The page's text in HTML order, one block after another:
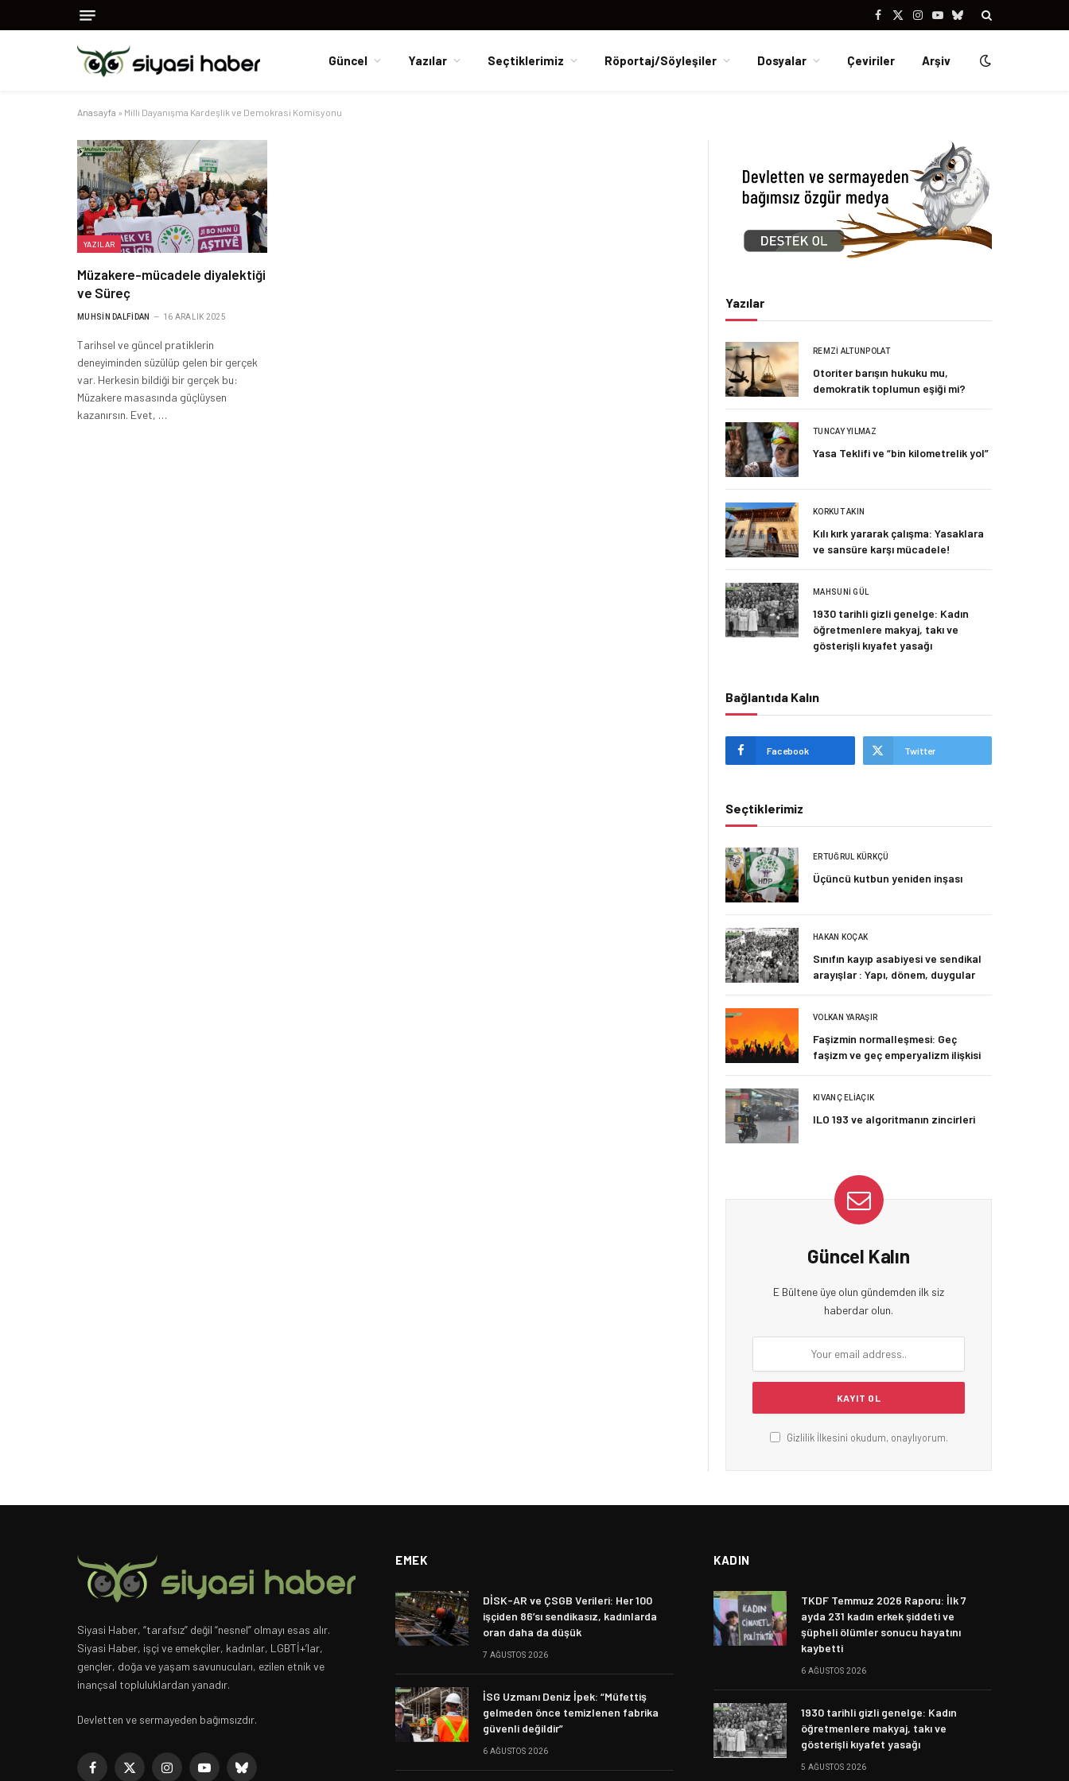
Facebook
X
Instagram
YouTubeBluesky
Güncel Yazılar Seçtiklerimiz Röportaj/Söyleşiler Dosyalar Çeviriler Arşiv
Anasayfa » Milli Dayanışma Kardeşlik ve Demokrasi Komisyonu
YAZILAR
Müzakere-mücadele diyalektiği
ve Süreç
MUHSIN DALFIDAN 16 ARALIK 2025
Tarihsel ve güncel pratiklerin
deneyiminden süzülüp gelen bir gerçek
var. Herkesin bildiği bir gerçek bu:
Müzakere masasında güçlüysen
kazanırsın. Evet, …
Yazılar
REMZI ALTUNPOLAT
Otoriter barışın hukuku mu,
demokratik toplumun eşiği mi?
TUNCAY YILMAZ
Yasa Teklifi ve “bin kilometrelik yol”
KORKUT AKIN
Kılı kırk yararak çalışma: Yasaklara
ve sansüre karşı mücadele!
MAHSUNI GÜL
1930 tarihli gizli genelge: Kadın
öğretmenlere makyaj, takı ve
gösterişli kıyafet yasağı
Bağlantıda Kalın
Facebook Twitter
Seçtiklerimiz
ERTUĞRUL KÜRKÇÜ
Üçüncü kutbun yeniden inşası
HAKAN KOÇAK
Sınıfın kayıp asabiyesi ve sendikal
arayışlar : Yapı, dönem, duygular
VOLKAN YARAŞIR
Faşizmin normalleşmesi: Geç
faşizm ve geç emperyalizm ilişkisi
KIVANÇ ELIAÇIK
ILO 193 ve algoritmanın zincirleri
Güncel Kalın
E Bültene üye olun gündemden ilk siz
haberdar olun.
Gizlilik İlkesini okudum, onaylıyorum.
Siyasi Haber, “tarafsız” değil “nesnel” olmayı esas alır.
Siyasi Haber, işçi ve emekçiler, kadınlar, LGBTİ+’lar,
gençler, doğa ve yaşam savunucuları, ezilen etnik ve
inançsal topluluklardan yanadır.
Devletten ve sermayeden bağımsızdır.
Facebook
X InstagramYouTubeBluesky
EMEK
DİSK-AR ve ÇSGB Verileri: Her 100
işçiden 86’sı sendikasız, kadınlarda
oran daha da düşük
7 AĞUSTOS 2026
İSG Uzmanı Deniz İpek: “Müfettiş
gelmeden önce temizlenen fabrika
güvenli değildir”
6 AĞUSTOS 2026
KADIN
TKDF Temmuz 2026 Raporu: İlk 7
ayda 231 kadın erkek şiddeti ve
şüpheli ölümler sonucu hayatını
kaybetti
6 AĞUSTOS 2026
1930 tarihli gizli genelge: Kadın
öğretmenlere makyaj, takı ve
gösterişli kıyafet yasağı
5 AĞUSTOS 2026